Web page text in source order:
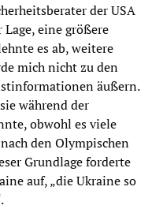
der USA
Lage, eine größere
es ab, weitere
mich nicht zu den
äußern.
während der
obwohl es viele
den Olympischen
Grundlage forderte
auf, „die Ukraine so